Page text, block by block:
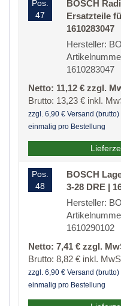
Pos.
47
BOSCH
Ersatzteile
1610283047
Hersteller:
1610283047
Netto: 11,12 € zzgl.
Brutto: 13,23 € inkl.
zzgl. 6,90 € Versand (brutto)
einmalig pro Bestellung
Pos.
48
BOSCH
3-28 DRE |
Hersteller:
1610290102
Netto: 7,41 € zzgl.
Brutto: 8,82 € inkl.
zzgl. 6,90 € Versand (brutto)
einmalig pro Bestellung